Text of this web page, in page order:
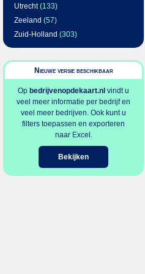
Utrecht(133)
Zeeland (57)
Zuid-Holland (303)
Nieuwe versie beschikbaar
Op bedrijvenopdekaart.nl vindt u
veel meer informatie per bedrijf en
veel meer bedrijven. Ook kunt u
filters toepassen en exporteren
naar Excel.
Bekijken